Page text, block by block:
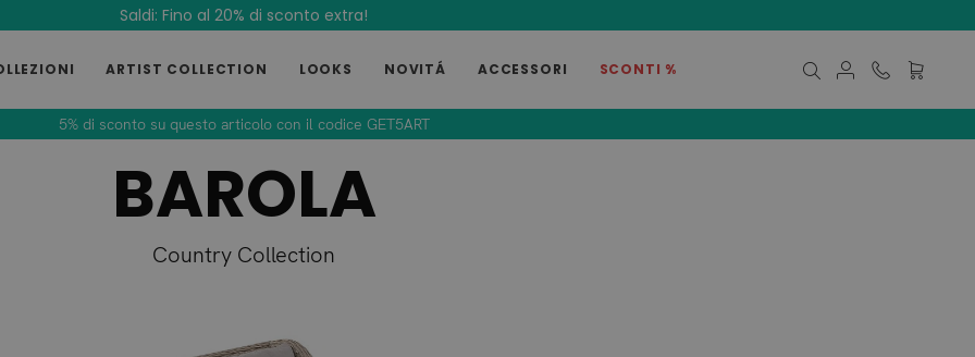
Saldi: Fino al 20% di sconto extra!
ARTIST COLLECTION LOOKS NOVITÁ ACCESSORI SCONTI %
5% di sconto su questo articolo con il codice GET5ART
BAROLA
Country Collection